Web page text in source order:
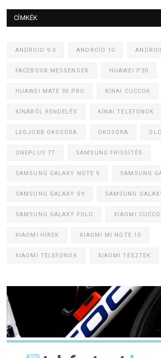
CÍMKÉK
ANDROID 9.0 ANDROID 10
FACEBOOK MESSENGER HUAWEI P30
HUAWEI MATE 30 PRO KÍNAI CUCCOK
KÍNÁBÓL RENDELÉS KÍNAI TELEFONOK
LEGJOBB OKOSÓRA OKOSÓRA
ONEPLUS 7T SAMSUNG FRISSÍTÉS
SAMSUNG GALAXY NOTE 9 SAMSUNG
SAMSUNG GALAXY S9 SAMSUNG
SAMSUNG GALAXY FOLD XIAOMI
XIAOMI HÍREK XIAOMI MI NOTE 10
XIAOMI TELEFONOK XIAOMI TESZTEK